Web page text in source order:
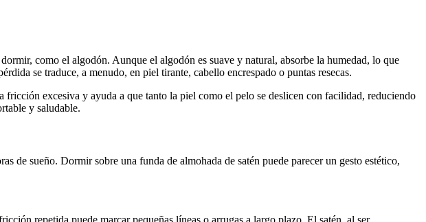
como el algodón. Aunque el algodón es suave y natural, absorbe la humedad, lo que
se traduce, a menudo, en piel tirante, cabello encrespado o puntas resecas.
excesiva y ayuda a que tanto la piel como el pelo se deslicen con facilidad, reduciendo
y saludable.
de sueño. Dormir sobre una funda de almohada de satén puede parecer un gesto estético,